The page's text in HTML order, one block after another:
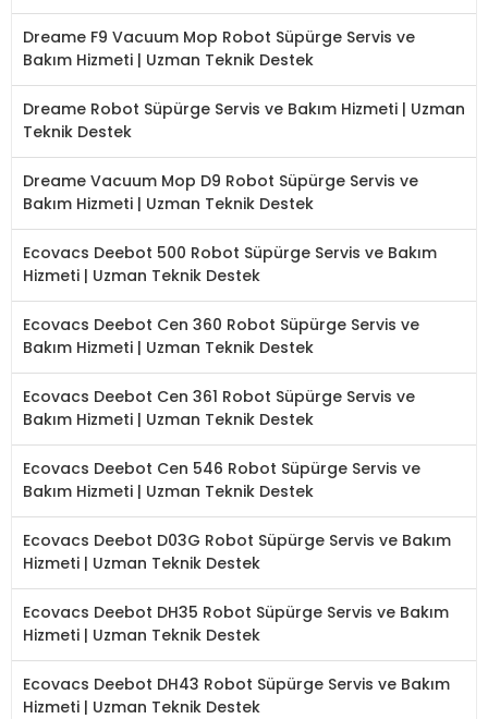
Dreame F9 Vacuum Mop Robot Süpürge Servis ve
Bakım Hizmeti | Uzman Teknik Destek
Dreame Robot Süpürge Servis ve Bakım Hizmeti | Uzman
Teknik Destek
Dreame Vacuum Mop D9 Robot Süpürge Servis ve
Bakım Hizmeti | Uzman Teknik Destek
Ecovacs Deebot 500 Robot Süpürge Servis ve Bakım
Hizmeti | Uzman Teknik Destek
Ecovacs Deebot Cen 360 Robot Süpürge Servis ve
Bakım Hizmeti | Uzman Teknik Destek
Ecovacs Deebot Cen 361 Robot Süpürge Servis ve
Bakım Hizmeti | Uzman Teknik Destek
Ecovacs Deebot Cen 546 Robot Süpürge Servis ve
Bakım Hizmeti | Uzman Teknik Destek
Ecovacs Deebot D03G Robot Süpürge Servis ve Bakım
Hizmeti | Uzman Teknik Destek
Ecovacs Deebot DH35 Robot Süpürge Servis ve Bakım
Hizmeti | Uzman Teknik Destek
Ecovacs Deebot DH43 Robot Süpürge Servis ve Bakım
Hizmeti | Uzman Teknik Destek